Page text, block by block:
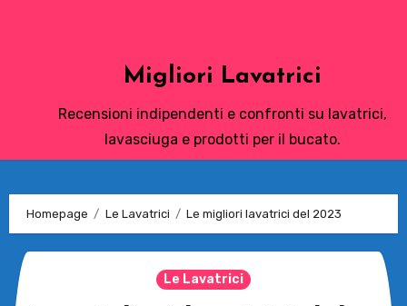
Migliori Lavatrici
Recensioni indipendenti e confronti su lavatrici,
lavasciuga e prodotti per il bucato.
Homepage Le Lavatrici Le migliori lavatrici del 2023
Le Lavatrici